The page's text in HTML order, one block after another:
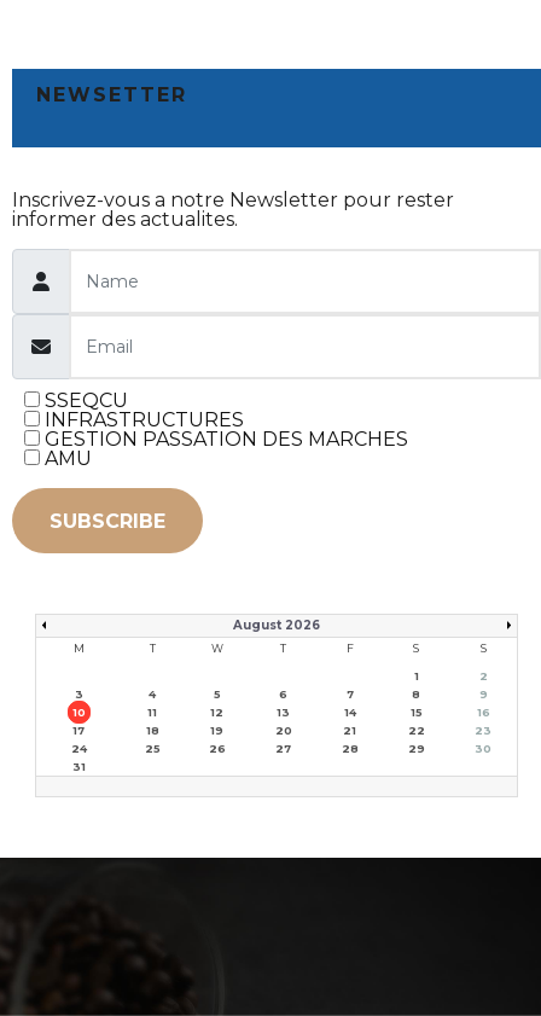
NEWSETTER
Inscrivez-vous a notre Newsletter pour rester
informer des actualites.
SSEQCU
INFRASTRUCTURES
GESTION PASSATION DES MARCHES
AMU
SUBSCRIBE
August 2026
M T W T F S S
1
2
3
4 5 6 7 8
9
10
11 12 13 14 15
16
17
18 19 20 21 22
23
24
25 26 27 28 29
30
31